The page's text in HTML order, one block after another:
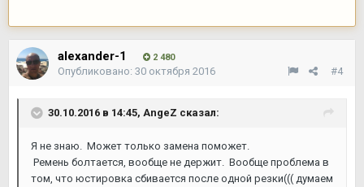
alexander-1 2 480
#4
Опубликовано: 30 октября 2016
30.10.2016 в 14:45, AngeZ сказал:
Я не знаю. Может только замена поможет.
Ремень болтается, вообще не держит. Вообще проблема в
том, что юстировка сбивается после одной резки((( думаем